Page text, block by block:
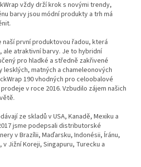
vždy drží krok s novými trendy,
barvy jsou módní produkty a trh má
naší první produktovou řadou, která
ale atraktivní barvy. Je to hybridní
pro hladké a středně zakřivené
lesklých, matných a chameleonových
190 vhodných pro celoobalové
v roce 2016. Vzbudilo zájem našich
ze skladů v USA, Kanadě, Mexiku a
jsme podepsali distributorské
v Brazílii, Maďarsku, Indonésii, Íránu,
v Jižní Koreji, Singapuru, Turecku a